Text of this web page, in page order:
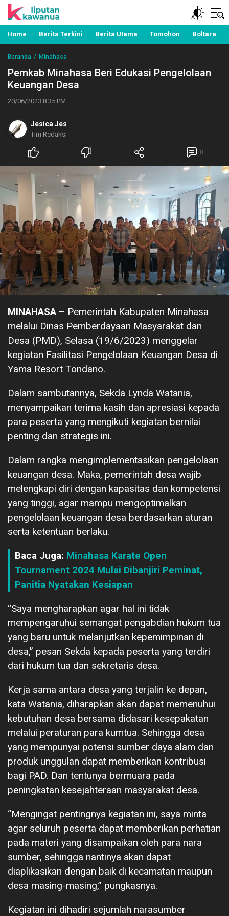
Liputan Kawanua
Berita Manado, Sulawesi Utara, Kawanua, Politik,
Pemerintahan, Hukum Kriminal dan Nasional
Home Berita Terkini Berita Utama Tomohon Boltara
Beranda Minahasa
Pemkab Minahasa Beri Edukasi Pengelolaan
Keuangan Desa
20/06/2023 8:35 PM
Jesica Jes
Tim Redaksi
0
MINAHASA – Pemerintah Kabupaten Minahasa
melalui Dinas Pemberdayaan Masyarakat dan
Desa (PMD), Selasa (19/6/2023) menggelar
kegiatan Fasilitasi Pengelolaan Keuangan Desa di
Yama Resort Tondano.
Dalam sambutannya, Sekda Lynda Watania,
menyampaikan terima kasih dan apresiasi kepada
para peserta yang mengikuti kegiatan bernilai
penting dan strategis ini.
Dalam rangka mengimplementasikan pengelolaan
keuangan desa. Maka, pemerintah desa wajib
melengkapi diri dengan kapasitas dan kompetensi
yang tinggi, agar mampu mengoptimalkan
pengelolaan keuangan desa berdasarkan aturan
serta ketentuan berlaku.
Baca Juga: Minahasa Karate Open
Tournament 2024 Mulai Dibanjiri Peminat,
Panitia Nyatakan Kesiapan
“Saya mengharapkan agar hal ini tidak
mempengaruhui semangat pengabdian hukum tua
yang baru untuk melanjutkan kepemimpinan di
desa,” pesan Sekda kepada peserta yang terdiri
dari hukum tua dan sekretaris desa.
Kerja sama antara desa yang terjalin ke depan,
kata Watania, diharapkan akan dapat memenuhui
kebutuhan desa bersama didasari kesepakatan
melalui peraturan para kumtua. Sehingga desa
yang mempunyai potensi sumber daya alam dan
produk unggulan dapat memberikan kontribusi
bagi PAD. Dan tentunya bermuara pada
peningkatan kesejahteraan masyarakat desa.
“Mengingat pentingnya kegiatan ini, saya minta
agar seluruh peserta dapat memberikan perhatian
pada materi yang disampaikan oleh para nara
sumber, sehingga nantinya akan dapat
diaplikasikan dengan baik di kecamatan maupun
desa masing-masing,” pungkasnya.
Kegiatan ini dihadiri sejumlah narasumber